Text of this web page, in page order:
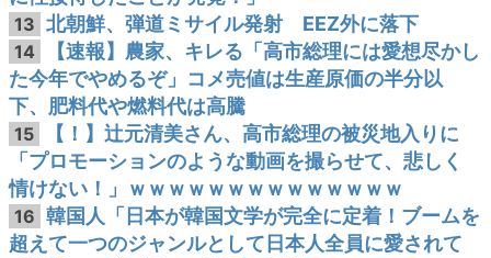
13 北朝鮮、弾道ミサイル発射 EEZ外に落下
14
【速報】農家、キレる「高市総理には愛想尽かし
た今年でやめるぞ」コメ売値は生産原価の半分以
下、肥料代や燃料代は高騰
15
【！】辻元清美さん、高市総理の被災地入りに
「プロモーションのような動画を撮らせて、悲しく
情けない！」ｗｗｗｗｗｗｗｗｗｗｗｗｗｗ
16 韓国人「日本が韓国文学が完全に定着！ブームを
超えて一つのジャンルとして日本人全員に愛されて